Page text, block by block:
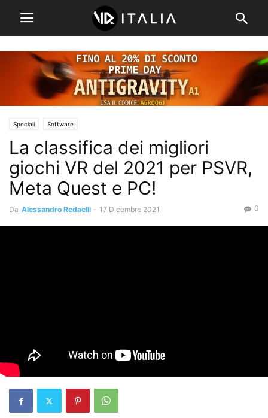
Speciali Software
La classifica dei migliori
giochi VR del 2021 per PSVR,
Meta Quest e PC!
Da Alessandro Redaelli - 17 Dicembre 2021 0